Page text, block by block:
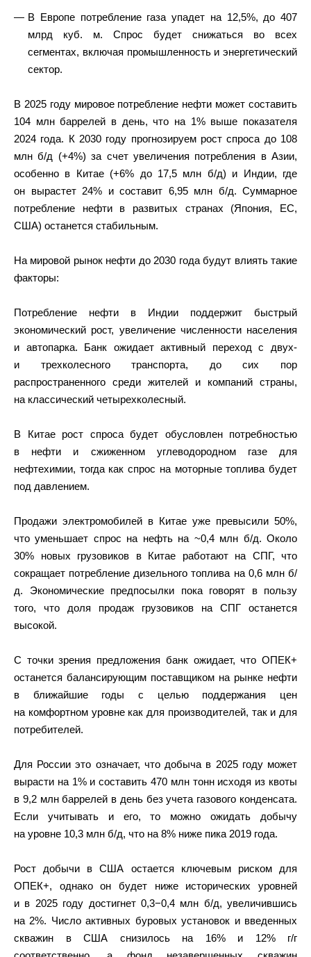
В Европе потребление газа упадет на 12,5%, до 407
млрд куб. м. Спрос будет снижаться во всех
сегментах, включая промышленность и энергетический
сектор.
В 2025 году мировое потребление нефти может составить
104 млн баррелей в день, что на 1% выше показателя
2024 года. К 2030 году прогнозируем рост спроса до 108
млн б/д (+4%) за счет увеличения потребления в Азии,
особенно в Китае (+6% до 17,5 млн б/д) и Индии, где
он вырастет 24% и составит 6,95 млн б/д. Суммарное
потребление нефти в развитых странах (Япония, ЕС,
США) останется стабильным.
На мировой рынок нефти до 2030 года будут влиять такие
факторы:
Потребление нефти в Индии поддержит быстрый
экономический рост, увеличение численности населения
и автопарка. Банк ожидает активный переход с двух-
и трехколесного транспорта, до сих пор
распространенного среди жителей и компаний страны,
на классический четырехколесный.
В Китае рост спроса будет обусловлен потребностью
в нефти и сжиженном углеводородном газе для
нефтехимии, тогда как спрос на моторные топлива будет
под давлением.
Продажи электромобилей в Китае уже превысили 50%,
что уменьшает спрос на нефть на ~0,4 млн б/д. Около
30% новых грузовиков в Китае работают на СПГ, что
сокращает потребление дизельного топлива на 0,6 млн б/
д. Экономические предпосылки пока говорят в пользу
того, что доля продаж грузовиков на СПГ останется
высокой.
С точки зрения предложения банк ожидает, что ОПЕК+
останется балансирующим поставщиком на рынке нефти
в ближайшие годы с целью поддержания цен
на комфортном уровне как для производителей, так и для
потребителей.
Для России это означает, что добыча в 2025 году может
вырасти на 1% и составить 470 млн тонн исходя из квоты
в 9,2 млн баррелей в день без учета газового конденсата.
Если учитывать и его, то можно ожидать добычу
на уровне 10,3 млн б/д, что на 8% ниже пика 2019 года.
Рост добычи в США остается ключевым риском для
ОПЕК+, однако он будет ниже исторических уровней
и в 2025 году достигнет 0,3−0,4 млн б/д, увеличившись
на 2%. Число активных буровых установок и введенных
скважин в США снизилось на 16% и 12% г/г